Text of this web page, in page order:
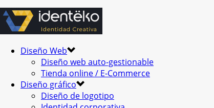
Diseño Web
Diseño web auto-gestionable
Tienda online / E-Commerce
Diseño gráfico
Diseño de logotipo